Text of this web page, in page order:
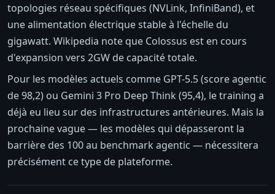
topologies réseau spécifiques (NVLink, InfiniBand), et
une alimentation électrique stable à l'échelle du
gigawatt. Wikipedia note que Colossus est en cours
d'expansion vers 2GW de capacité totale.
Pour les modèles actuels comme GPT-5.5 (score agentic
de 98,2) ou Gemini 3 Pro Deep Think (95,4), le training a
déjà eu lieu sur des infrastructures antérieures. Mais la
prochaine vague — les modèles qui dépasseront la
barrière des 100 au benchmark agentic — nécessitera
précisément ce type de plateforme.